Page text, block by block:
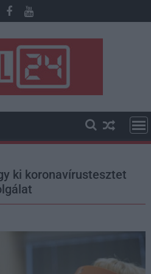
ki koronavírustesztet